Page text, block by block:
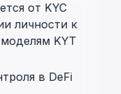
от KYC
личности к
KYT
в DeFi